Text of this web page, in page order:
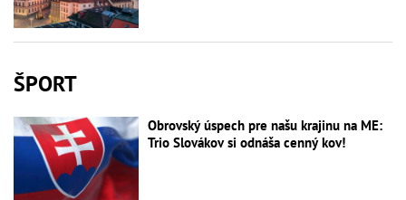
ŠPORT
Obrovský úspech pre našu krajinu na ME:
Trio Slovákov si odnáša cenný kov!